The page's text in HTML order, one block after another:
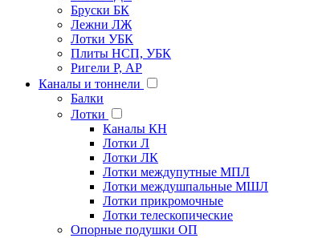
Бруски БК
Лежни ЛЖ
Лотки УБК
Плиты НСП, УБК
Ригели Р, АР
Каналы и тоннели
Балки
Лотки
Каналы КН
Лотки Л
Лотки ЛК
Лотки междупутные МПЛ
Лотки междушпальные МШЛ
Лотки прикромочные
Лотки телескопические
Опорные подушки ОП